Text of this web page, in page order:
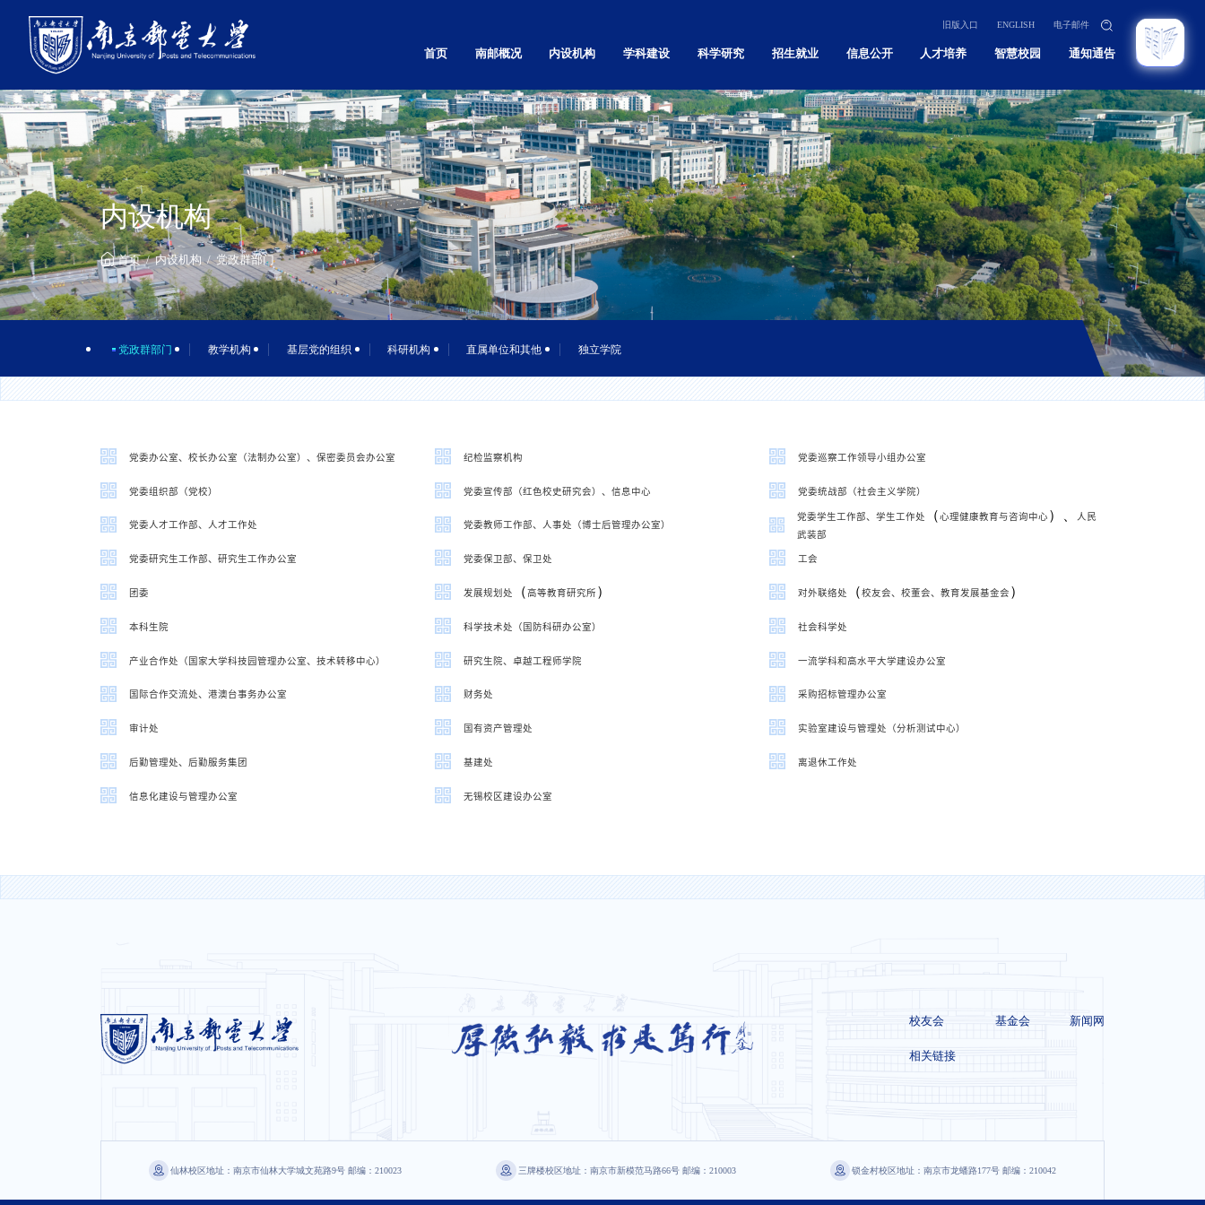
旧版入口 ENGLISH 电子邮件
首页 南邮概况
学校章程
南邮精神
校标校训
南邮校史
南邮校歌
现任领导
视频展播
校园实景漫游
校园景色
校区地图
内设机构
教学机构
基层党的组织
科研机构
直属单位和其他
独立学院
学科建设 科学研究
社会科学研究
高等教育研究
科技基础条件平台
学术刊物
招生就业
研究生招生
留学生招生
继续教育招生
就业信息网
信息公开 人才培养
研究生
留学生
继续教育
实验教学示范中心
教学质量监控与评估
智慧校园 通知通告
内设机构
首页 内设机构 党政群部门
党政群部门 教学机构 基层党的组织 科研机构 直属单位和其他 独立学院
党委办公室、校长办公室（法制办公室）、保密委员会办公室 纪检监察机构 党委巡察工作领导小组办公室
党委组织部（党校） 党委宣传部（红色校史研究会）、信息中心 党委统战部（社会主义学院）
党委人才工作部、人才工作处 党委教师工作部、人事处（博士后管理办公室）
党委学生工作部、学生工作处 （ 心理健康教育与咨询中心 ）、
人民
武装部
党委研究生工作部、研究生工作办公室 党委保卫部、保卫处 工会
团委 发展规划处 （高等教育研究所 ） 对外联络处 （校友会 、校董会、教育发展基金会 ）
本科生院 科学技术处（国防科研办公室） 社会科学处
产业合作处（国家大学科技园管理办公室、技术转移中心） 研究生院、卓越工程师学院 一流学科和高水平大学建设办公室
国际合作交流处、港澳台事务办公室 财务处 采购招标管理办公室
审计处 国有资产管理处 实验室建设与管理处（分析测试中心）
后勤管理处、后勤服务集团 基建处 离退休工作处
信息化建设与管理办公室 无锡校区建设办公室
校友会 基金会 新闻网
相关链接
仙林校区地址：南京市仙林大学城文苑路9号 邮编：210023 三牌楼校区地址：南京市新模范马路66号 邮编：210003 锁金村校区地址：南京市龙蟠路177号 邮编：210042